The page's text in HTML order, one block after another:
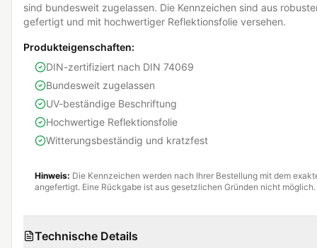
sind bundesweit zugelassen. Die Kennzeichen sind aus
gefertigt und mit hochwertiger Reflektionsfolie versehen.
Produkteigenschaften:
DIN-zertifiziert nach DIN 74069
Bundesweit zugelassen
UV-beständige Beschriftung
Hochwertige Reflektionsfolie
Witterungsbeständig und kratzfest
Hinweis: Die Kennzeichen werden nach Ihrer Bestellung mit dem
angefertigt. Eine Rückgabe ist aus gesetzlichen Gründen nicht möglich.
Technische Details